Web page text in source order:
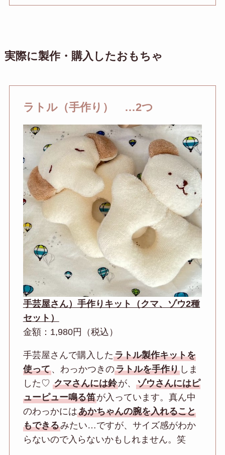
実際に製作・購入したおもちゃ
ラトル（手作り） …2つ
手芸屋さん）手作りキット（クマ、ゾウ2種
セット）
金額：1,980円（税込）
手芸屋さんで購入したラトル製作キットを
使って、わっかつきのラトルを手作りしま
した♡ クマさんには鈴が、 ゾウさんにはピ
ューピュー鳴る笛が入っています。真ん中
のわっかにはあかちゃんの腕を入れること
もできるみたい…ですが、サイズ感がわか
らないので入らないかもしれません。笑